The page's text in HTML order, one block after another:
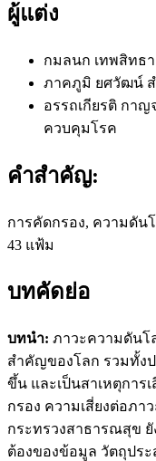
ผู้แต่ง
กมลนก เทพสิทธา
ภาคภูมิ ยศวัฒน์
อรรถเกียรติ กา
ควบคุมโรค
คำสำคัญ:
การคัดกรอง, ความดัน
43 แฟ้ม
บทคัดย่อ
บทนำ: ภาวะความดันโ
สำคัญของโลก รวมทั้ง
ขึ้น และเป็นสาเหตุการ
กรอง ความเสี่ยงต่อภา
กระทรวงสาธารณสุข
ต้องของข้อมูล วัตถุปร